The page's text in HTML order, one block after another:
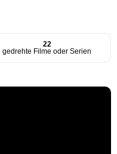
22
gedrehte Filme oder Serien